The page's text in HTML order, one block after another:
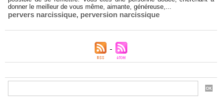
donner le meilleur de vous même, aimante, généreuse,...
pervers narcissique, perversion narcissique